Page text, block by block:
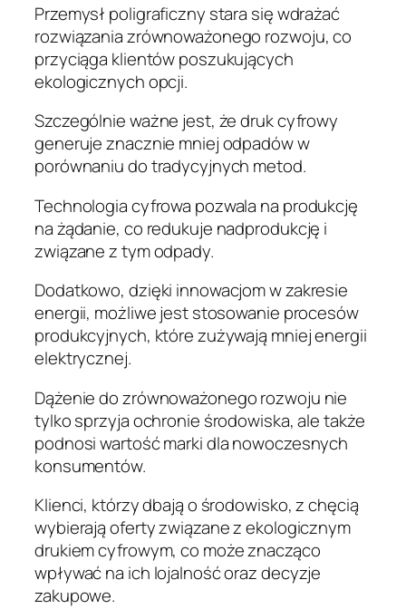
Przemysł poligraficzny stara się wdrażać
rozwiązania zrównoważonego rozwoju, co
przyciąga klientów poszukujących
ekologicznych opcji.
Szczególnie ważne jest, że druk cyfrowy
generuje znacznie mniej odpadów w
porównaniu do tradycyjnych metod.
Technologia cyfrowa pozwala na produkcję
na żądanie, co redukuje nadprodukcję i
związane z tym odpady.
Dodatkowo, dzięki innowacjom w zakresie
energii, możliwe jest stosowanie procesów
produkcyjnych, które zużywają mniej energii
elektrycznej.
Dążenie do zrównoważonego rozwoju nie
tylko sprzyja ochronie środowiska, ale także
podnosi wartość marki dla nowoczesnych
konsumentów.
Klienci, którzy dbają o środowisko, z chęcią
wybierają oferty związane z ekologicznym
drukiem cyfrowym, co może znacząco
wpływać na ich lojalność oraz decyzje
zakupowe.